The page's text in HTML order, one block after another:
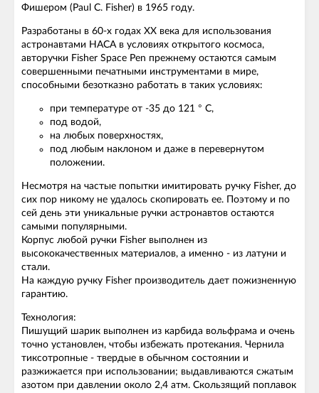
Фишером (Paul C. Fisher) в 1965 году.
Разработаны в 60-х годах ХХ века для использования
астронавтами НАСА в условиях открытого космоса,
авторучки Fisher Space Pen прежнему остаются самым
совершенными печатными инструментами в мире,
способными безотказно работать в таких условиях:
при температуре от -35 до 121 ° С,
под водой,
на любых поверхностях,
под любым наклоном и даже в перевернутом
положении.
Несмотря на частые попытки имитировать ручку Fisher, до
сих пор никому не удалось скопировать ее. Поэтому и по
сей день эти уникальные ручки астронавтов остаются
самыми популярными.
Корпус любой ручки Fisher выполнен из
высококачественных материалов, а именно - из латуни и
стали.
На каждую ручку Fisher производитель дает пожизненную
гарантию.
Технология:
Пишущий шарик выполнен из карбида вольфрама и очень
точно установлен, чтобы избежать протекания. Чернила
тиксотропные - твердые в обычном состоянии и
разжижается при использовании; выдавливаются сжатым
азотом при давлении около 2,4 атм. Скользящий поплавок